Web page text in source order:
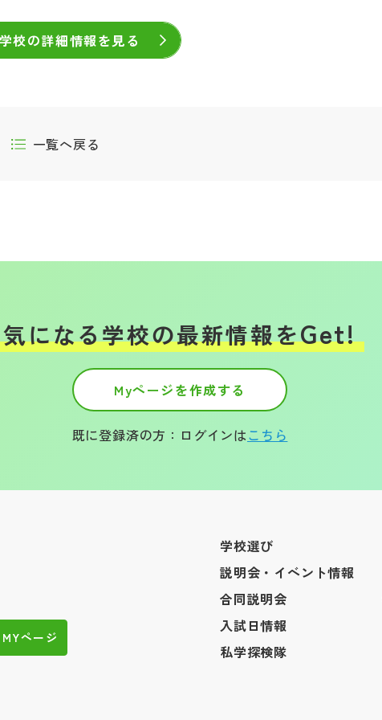
校の詳細情報を見る
一覧へ戻る
気になる学校の最新情報をGet!
Myページを作成する
既に登録済の方：ログインはこちら
MYページ
学校選び
説明会・イベント情報
合同説明会
入試日情報
私学探検隊